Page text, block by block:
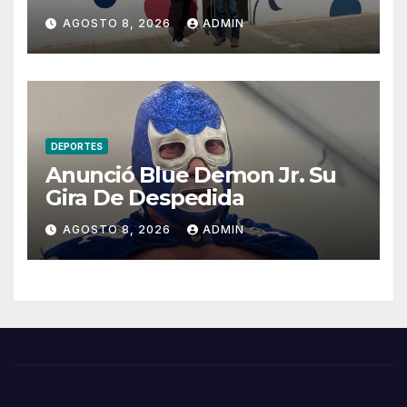
Máynez y refrenda
compromiso con la niñez del
Distrito 13
AGOSTO 8, 2026 ADMIN
DEPORTES
Anunció Blue Demon Jr. Su
Gira De Despedida
AGOSTO 8, 2026 ADMIN